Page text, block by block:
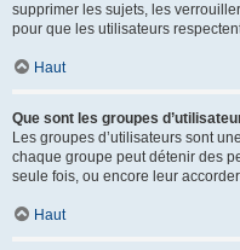
supprimer les sujets, les
pour que les utilisateurs
Haut
Que sont les groupes
Les groupes d’utilisateurs sont
chaque groupe peut détenir des
seule fois, ou encore leur
Haut